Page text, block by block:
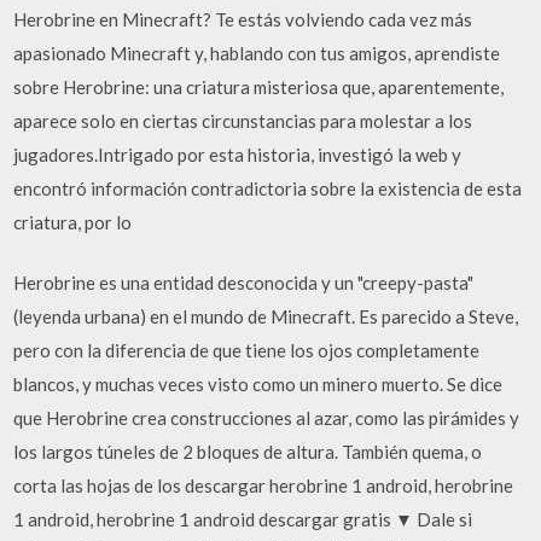
Herobrine en Minecraft? Te estás volviendo cada vez más
apasionado Minecraft y, hablando con tus amigos, aprendiste
sobre Herobrine: una criatura misteriosa que, aparentemente,
aparece solo en ciertas circunstancias para molestar a los
jugadores.Intrigado por esta historia, investigó la web y
encontró información contradictoria sobre la existencia de esta
criatura, por lo
Herobrine es una entidad desconocida y un "creepy-pasta"
(leyenda urbana) en el mundo de Minecraft. Es parecido a Steve,
pero con la diferencia de que tiene los ojos completamente
blancos, y muchas veces visto como un minero muerto. Se dice
que Herobrine crea construcciones al azar, como las pirámides y
los largos túneles de 2 bloques de altura. También quema, o
corta las hojas de los descargar herobrine 1 android, herobrine
1 android, herobrine 1 android descargar gratis ▼ Dale si